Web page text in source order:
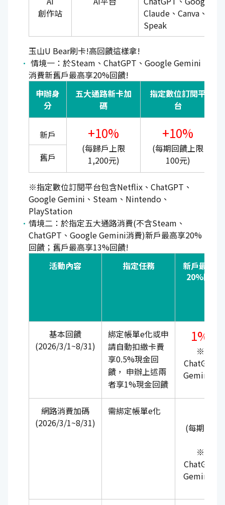
創作站
Claude、Canva、
Speak
玉山U Bear刷卡!高回饋這樣拿!
情境一：於Steam、ChatGPT、Google Gemini
消費新舊戶最高享20%回饋!
申辦身
分
五大通路新卡加
碼
指定數位訂閱平
台
新戶 +10%
(每歸戶上限
1,200元)
+10%
(每期回饋上限
100元)
舊戶
※指定數位訂閱平台包含Netflix、ChatGPT、
Google Gemini、Steam、Nintendo、
PlayStation
情境二：於指定五大通路消費(不含Steam、
ChatGPT、Google Gemini消費)新戶最高享20%
回饋；舊戶最高享13%回饋!
活動內容
指定任務
新戶最高享
20%回饋
基本回饋
(2026/3/1~8/31)
綁定帳單e化或申
請自動扣繳卡費
享0.5%現金回
饋， 申辦上述兩
者享1%現金回饋
1%無
※
ChatGPT
Gemini 不
網路消費加碼
(2026/3/1~8/31)
需綁定帳單e化
(每期回饋
※
ChatGPT
Gemini 不